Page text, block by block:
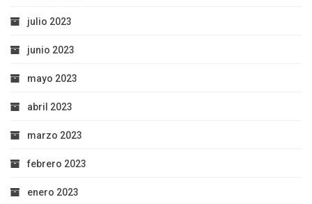
julio 2023
junio 2023
mayo 2023
abril 2023
marzo 2023
febrero 2023
enero 2023